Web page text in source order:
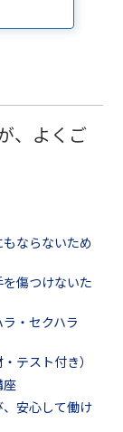
、よくご
ならないため
傷つけないた
・セクハラ
テスト付き）
座
安心して働け